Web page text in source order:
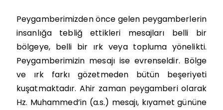
Peygamberimizden önce gelen peygamberlerin
insanlığa tebliğ ettikleri mesajları belli bir
bölgeye, belli bir ırk veya topluma yönelikti.
Peygamberimizin mesajı ise evrenseldir. Bölge
ve ırk farkı gözetmeden bütün beşeriyeti
kuşatmaktadır. Ahir zaman peygamberi olarak
Hz. Muhammed’in (a.s.) mesajı, kıyamet gününe